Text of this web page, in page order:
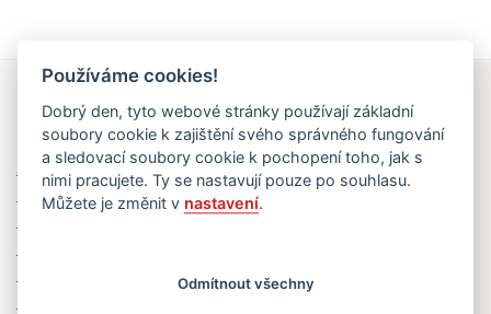
Rychlé odkazy
Elektronická žákovská knížka
Jídelní lístek
Používáme cookies!
Dobrý den, tyto webové stránky používají základní
soubory cookie k zajištění svého správného fungování
a sledovací soubory cookie k pochopení toho, jak s
nimi pracujete. Ty se nastavují pouze po souhlasu.
Můžete je změnit v nastavení.
Odmítnout všechny